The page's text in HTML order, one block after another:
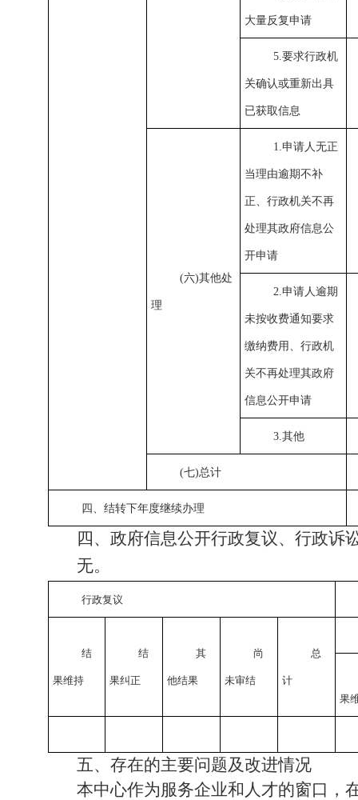
大量反复申请
5.要求行政机
关确认或重新出具
已获取信息
(六)其他处
理
1.申请人无正
当理由逾期不补
正、行政机关不再
处理其政府信息公
开申请
2.申请人逾期
未按收费通知要求
缴纳费用、行政机
关不再处理其政府
信息公开申请
3.其他
(七)总计
四、结转下年度继续办理
四、政府信息公开行政复议、行政诉
无。
行政复议
结
果维持
结
果纠正
其
他结果
尚
未审结
总
计
果
五、存在的主要问题及改进情况
本中心作为服务企业和人才的窗口，